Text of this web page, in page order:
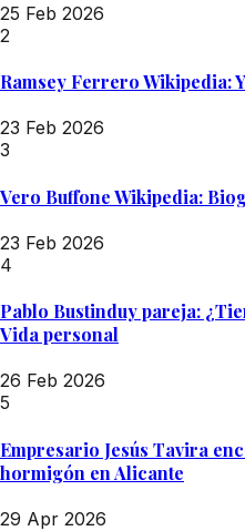
25 Feb 2026
2
Ramsey Ferrero Wikipedia:
23 Feb 2026
3
Vero Buffone Wikipedia:
23 Feb 2026
4
Pablo Bustinduy pareja:
Vida personal
26 Feb 2026
5
Empresario Jesús Tavira
hormigón en Alicante
29 Apr 2026